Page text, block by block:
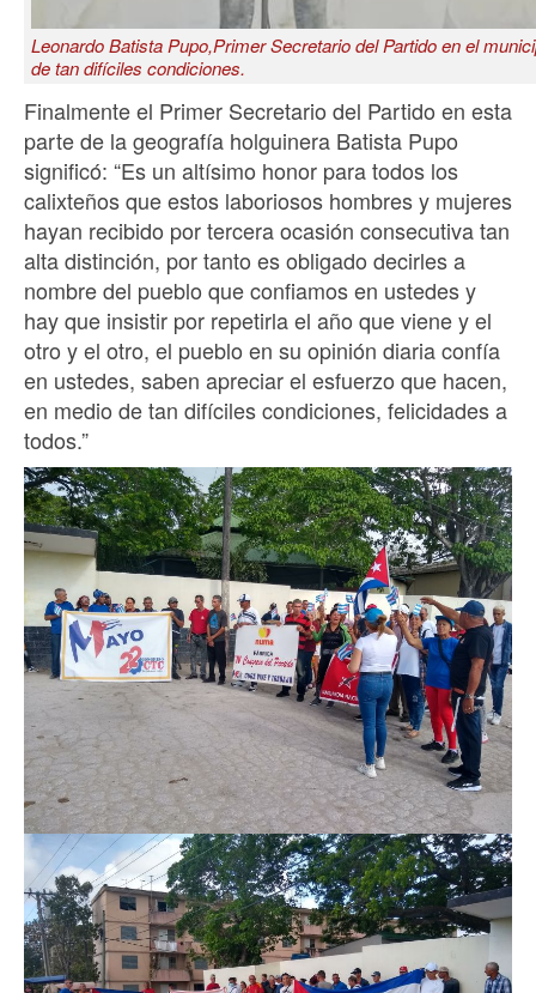
Leonardo Batista Pupo,Primer Secretario del Partido en el
de tan difíciles condiciones.
Finalmente el Primer Secretario del Partido en esta
parte de la geografía holguinera Batista Pupo
significó: “Es un altísimo honor para todos los
calixteños que estos laboriosos hombres y mujeres
hayan recibido por tercera ocasión consecutiva tan
alta distinción, por tanto es obligado decirles a
nombre del pueblo que confiamos en ustedes y
hay que insistir por repetirla el año que viene y el
otro y el otro, el pueblo en su opinión diaria confía
en ustedes, saben apreciar el esfuerzo que hacen,
en medio de tan difíciles condiciones, felicidades a
todos.”